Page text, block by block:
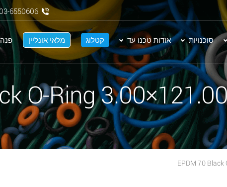
סוכנויות אודות טכנו עד קטלוג מלאי אונליין פנה
03-6550606